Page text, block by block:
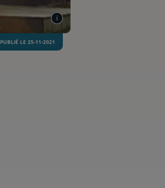
PUBLIÉ LE 25-11-2021